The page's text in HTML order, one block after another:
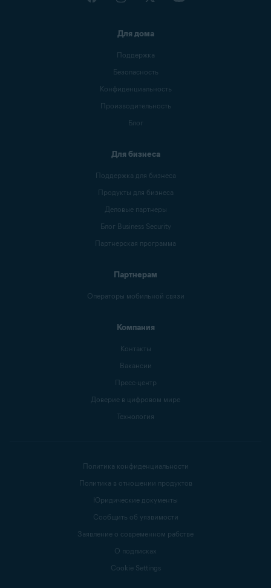
Для дома
Поддержка
Безопасность
Конфиденциальность
Производительность
Блог
Для бизнеса
Поддержка для бизнеса
Продукты для бизнеса
Деловые партнеры
Блог Business Security
Партнерская программа
Партнерам
Операторы мобильной связи
Компания
Контакты
Вакансии
Пресс-центр
Доверие в цифровом мире
Технология
Политика конфиденциальности
Политика в отношении продуктов
Юридические документы
Сообщить об уязвимости
Заявление о современном рабстве
О подписках
Cookie Settings